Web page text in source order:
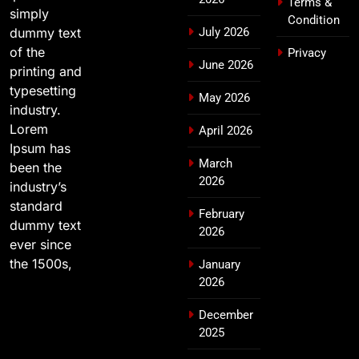
simply
dummy text
of the
printing and
typesetting
industry.
Lorem
Ipsum has
been the
industry’s
standard
dummy text
ever since
the 1500s,
July 2026
June 2026
May 2026
April 2026
March
2026
February
2026
January
2026
December
2025
Condition
Privacy